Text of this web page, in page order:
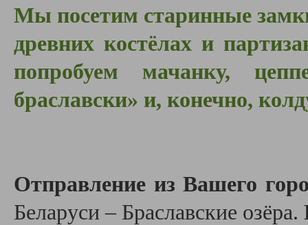
Мы посетим старинные
древних костёлах и
попробуем мачанку,
браславски» и, конечно,
Отправление из Вашего
Беларуси – Браславские озёра.